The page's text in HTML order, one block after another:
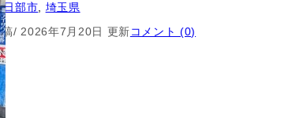
日部市
埼玉県
/ 2026年7月20日 更新コメント (0)